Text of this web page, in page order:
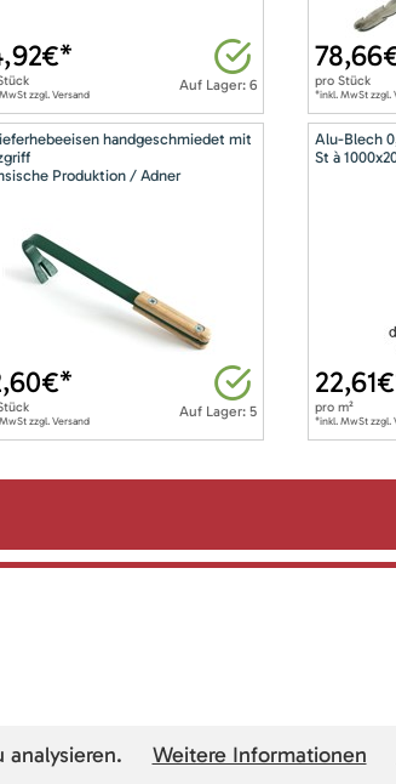
Auf Lager: 6
€*
zzgl. Versand
78,66
proStück
*inkl. MwSt zzgl.
handgeschmiedet mit
Produktion / Adner
Auf Lager: 5
€*
zzgl. Versand
Alu-Blech
St à
22,61
prom²
*inkl. MwSt zzgl.
Weitere Informationen